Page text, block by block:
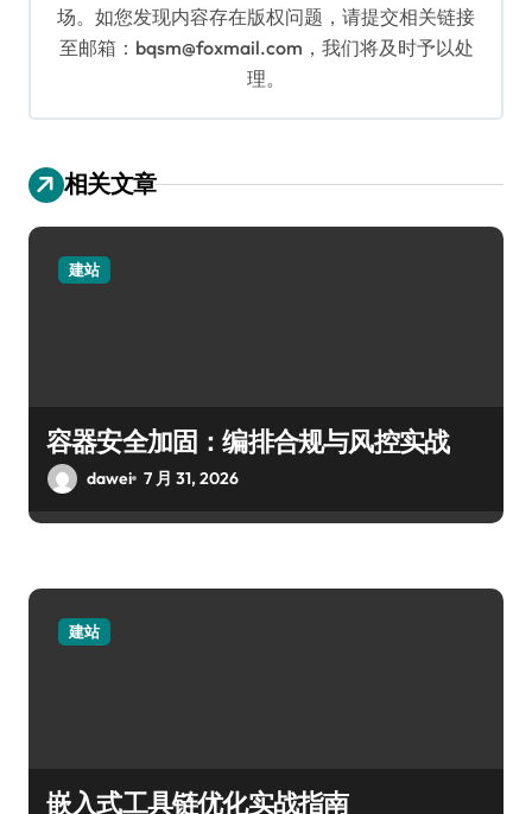
场。如您发现内容存在版权问题，请提交相关链接
至邮箱：bqsm@foxmail.com，我们将及时予以处
理。
相关文章
建站
容器安全加固：编排合规与风控实战
dawei 7 月 31, 2026
建站
嵌入式工具链优化实战指南